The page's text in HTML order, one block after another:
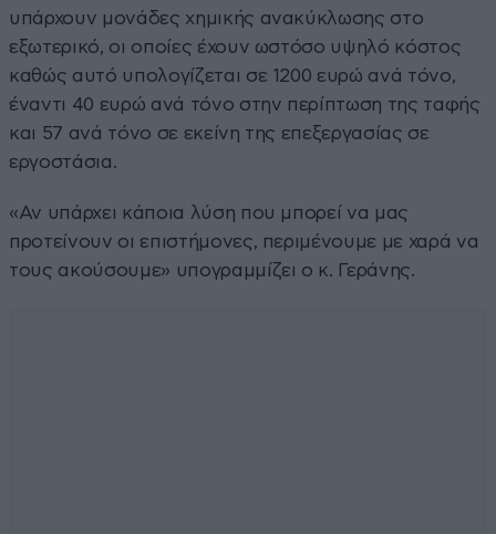
υπάρχουν μονάδες χημικής ανακύκλωσης στο
εξωτερικό, οι οποίες έχουν ωστόσο υψηλό κόστος
καθώς αυτό υπολογίζεται σε 1200 ευρώ ανά τόνο,
έναντι 40 ευρώ ανά τόνο στην περίπτωση της ταφής
και 57 ανά τόνο σε εκείνη της επεξεργασίας σε
εργοστάσια.
«Αν υπάρχει κάποια λύση που μπορεί να μας
προτείνουν οι επιστήμονες, περιμένουμε με χαρά να
τους ακούσουμε» υπογραμμίζει ο κ. Γεράνης.